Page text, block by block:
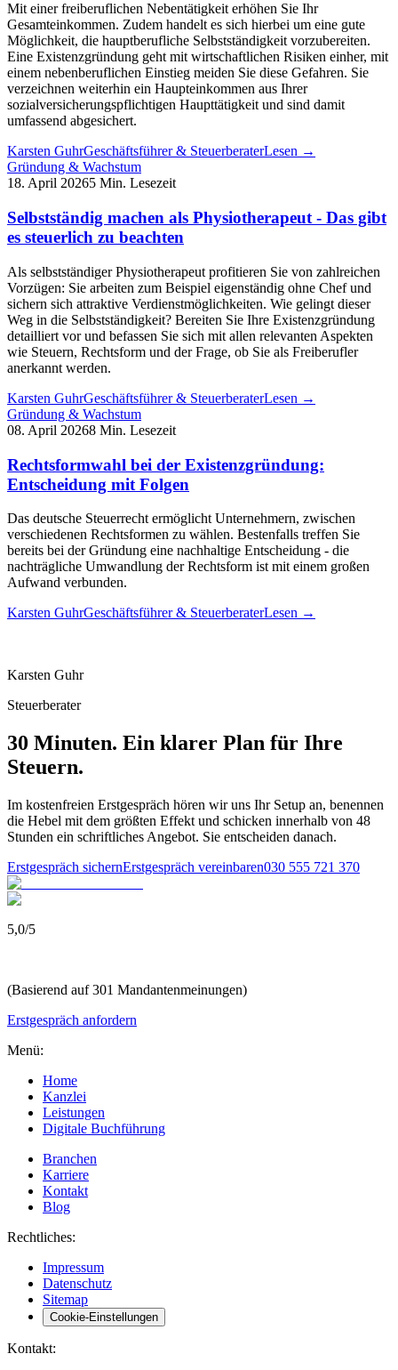
Mit einer freiberuflichen Nebentätigkeit erhöhen Sie Ihr
Gesamteinkommen. Zudem handelt es sich hierbei um eine gute
Möglichkeit, die hauptberufliche Selbstständigkeit vorzubereiten.
Eine Existenzgründung geht mit wirtschaftlichen Risiken einher, mit
einem nebenberuflichen Einstieg meiden Sie diese Gefahren. Sie
verzeichnen weiterhin ein Haupteinkommen aus Ihrer
sozialversicherungspflichtigen Haupttätigkeit und sind damit
umfassend abgesichert.
Karsten GuhrGeschäftsführer & SteuerberaterLesen →
Gründung & Wachstum
18. April 20265 Min. Lesezeit
Selbstständig machen als Physiotherapeut - Das gibt
es steuerlich zu beachten
Als selbstständiger Physiotherapeut profitieren Sie von zahlreichen
Vorzügen: Sie arbeiten zum Beispiel eigenständig ohne Chef und
sichern sich attraktive Verdienstmöglichkeiten. Wie gelingt dieser
Weg in die Selbstständigkeit? Bereiten Sie Ihre Existenzgründung
detailliert vor und befassen Sie sich mit allen relevanten Aspekten
wie Steuern, Rechtsform und der Frage, ob Sie als Freiberufler
anerkannt werden.
Karsten GuhrGeschäftsführer & SteuerberaterLesen →
Gründung & Wachstum
08. April 20268 Min. Lesezeit
Rechtsformwahl bei der Existenzgründung:
Entscheidung mit Folgen
Das deutsche Steuerrecht ermöglicht Unternehmern, zwischen
verschiedenen Rechtsformen zu wählen. Bestenfalls treffen Sie
bereits bei der Gründung eine nachhaltige Entscheidung - die
nachträgliche Umwandlung der Rechtsform ist mit einem großen
Aufwand verbunden.
Karsten GuhrGeschäftsführer & SteuerberaterLesen →
Karsten Guhr
Steuerberater
30 Minuten. Ein klarer Plan für Ihre
Steuern.
Im kostenfreien Erstgespräch hören wir uns Ihr Setup an, benennen
die Hebel mit dem größten Effekt und schicken innerhalb von 48
Stunden ein schriftliches Angebot. Sie entscheiden danach.
Erstgespräch sichernErstgespräch vereinbaren030 555 721 370
5,0/5
(Basierend auf 301 Mandantenmeinungen)
Erstgespräch anfordern
Menü:
Home
Kanzlei
Leistungen
Digitale Buchführung
Branchen
Karriere
Kontakt
Blog
Rechtliches:
Impressum
Datenschutz
Sitemap
Cookie-Einstellungen
Kontakt: